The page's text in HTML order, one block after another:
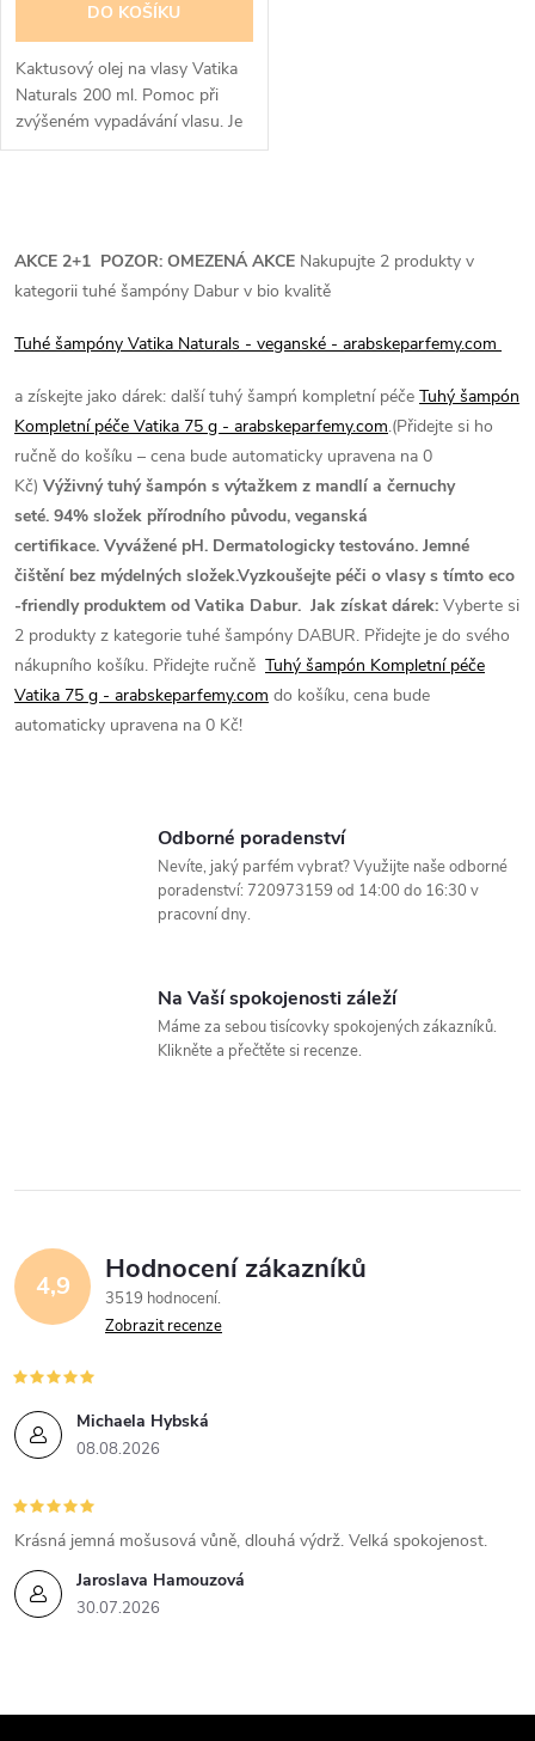
DO KOŠÍKU
Kaktusový olej na vlasy Vatika
Naturals 200 ml. Pomoc při
zvýšeném vypadávání vlasu. Je
obohacen kromě výtažku z
v
á
d
a
c
í
p
r
v
k
AKCE 2+1 POZOR: OMEZENÁ AKCE Nakupujte 2 produkty v
kategorii tuhé šampóny Dabur v bio kvalitě
Tuhé šampóny Vatika Naturals - veganské - arabskeparfemy.com
a získejte jako dárek: další tuhý šampń kompletní péče Tuhý šampón
Kompletní péče Vatika 75 g - arabskeparfemy.com.(Přidejte si ho
ručně do košíku – cena bude automaticky upravena na 0
Kč) Výživný tuhý šampón s výtažkem z mandlí a černuchy
seté. 94% složek přírodního původu, veganská
certifikace. Vyvážené pH. Dermatologicky testováno. Jemné
čištění bez mýdelných složek.Vyzkoušejte péči o vlasy s tímto eco
-friendly produktem od Vatika Dabur. Jak získat dárek: Vyberte si
2 produkty z kategorie tuhé šampóny DABUR. Přidejte je do svého
nákupního košíku. Přidejte ručně Tuhý šampón Kompletní péče
Vatika 75 g - arabskeparfemy.com do košíku, cena bude
automaticky upravena na 0 Kč!
Odborné poradenství
Nevíte, jaký parfém vybrat? Využijte naše odborné
poradenství: 720973159 od 14:00 do 16:30 v
pracovní dny.
Na Vaší spokojenosti záleží
Máme za sebou tisícovky spokojených zákazníků.
Klikněte a přečtěte si recenze.
4,9 Hodnocení zákazníků
3519 hodnocení
Zobrazit recenze
Michaela Hybská
08.08.2026
Jaroslava Hamouzová
30.07.2026
Krásná jemná mošusová vůně, dlouhá výdrž. Velká spokojenost.